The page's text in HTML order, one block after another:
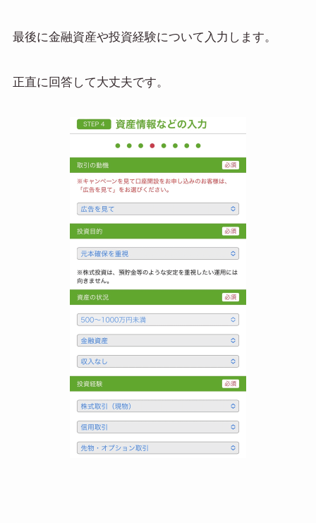
最後に金融資産や投資経験について入力します。
正直に回答して大丈夫です。